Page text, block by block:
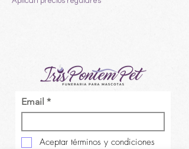
Email
Aceptar términos y condiciones